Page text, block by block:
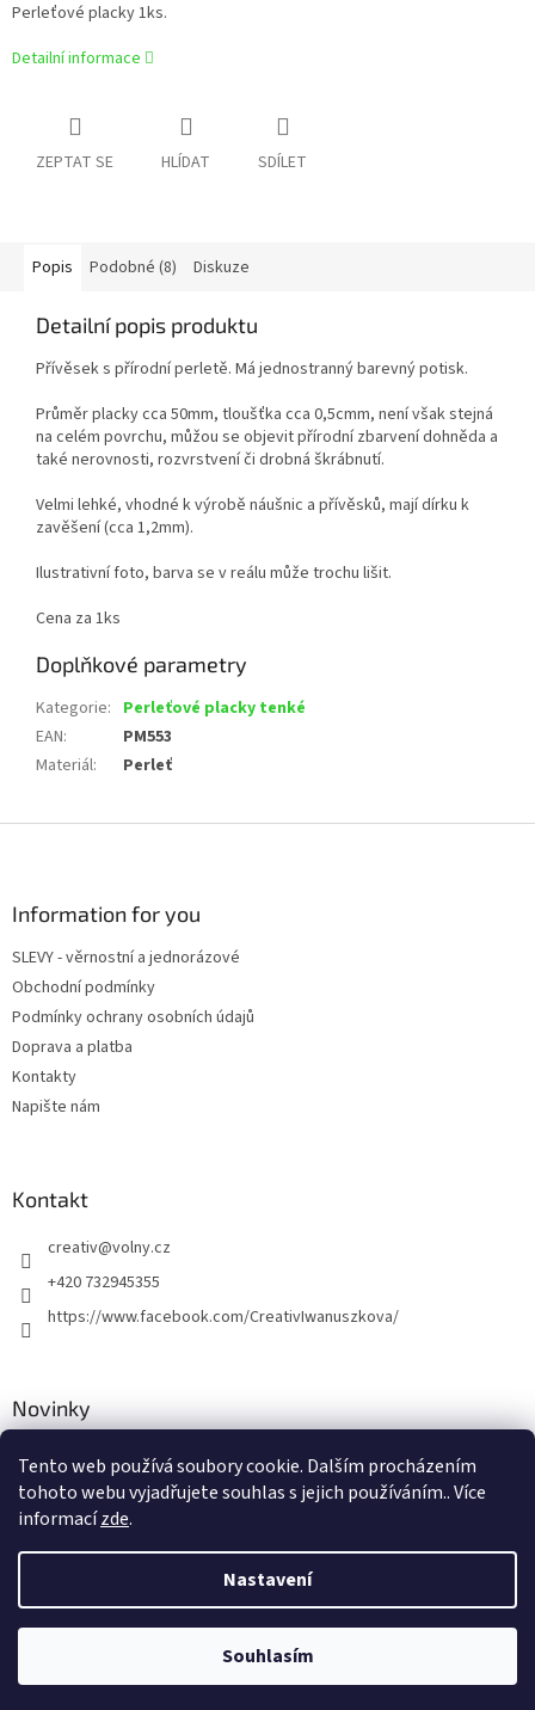
Tento web používá soubory cookie. Dalším procházením
tohoto webu vyjadřujete souhlas s jejich používáním.. Více
informacízde.
Nastavení
Souhlasím
Perleťové placky 1ks.
Detailní informace
ZEPTAT SE HLÍDAT SDÍLET
Popis Podobné (8) Diskuze
Detailní popis produktu
Přívěsek s přírodní perletě. Má jednostranný barevný potisk.
Průměr placky cca 50mm, tloušťka cca 0,5cmm, není však stejná
na celém povrchu, můžou se objevit přírodní zbarvení dohněda a
také nerovnosti, rozvrstvení či drobná škrábnutí.
Velmi lehké, vhodné k výrobě náušnic a přívěsků, mají dírku k
zavěšení (cca 1,2mm).
Ilustrativní foto, barva se v reálu může trochu lišit.
Cena za 1ks
Doplňkové parametry
Kategorie: Perleťové placky tenké
EAN:
PM553
Materiál: Perleť
Information for you
SLEVY - věrnostní a jednorázové
Obchodní podmínky
Podmínky ochrany osobních údajů
Doprava a platba
Kontakty
Napište nám
Kontakt
creativ@volny.cz
+420 732945355
https://www.facebook.com/CreativIwanuszkova/
Novinky
30.8.2018
Vytvořil Shoptet
Creativ. Všechna práva vyhrazena.